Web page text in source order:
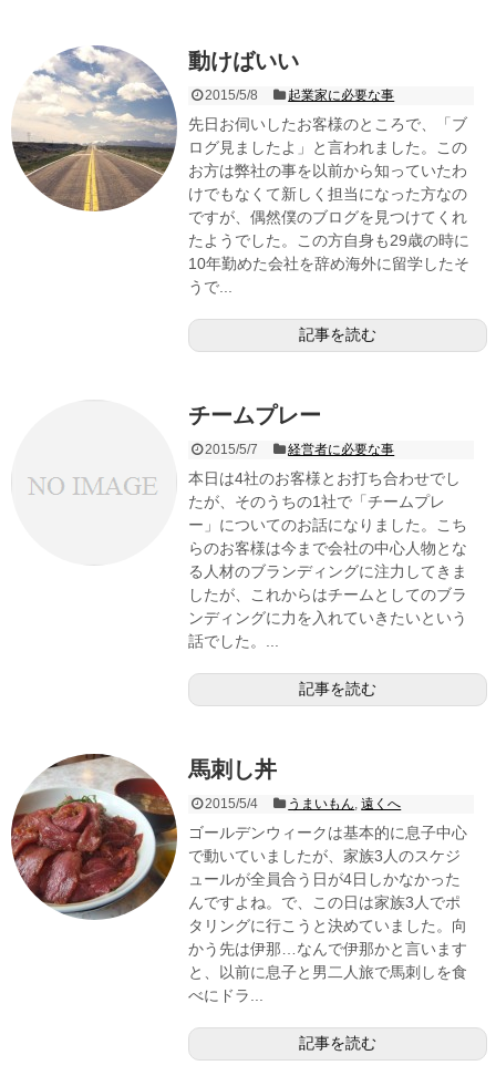
動けばいい
2015/5/8 起業家に必要な事
先日お伺いしたお客様のところで、「ブ
ログ見ましたよ」と言われました。この
お方は弊社の事を以前から知っていたわ
けでもなくて新しく担当になった方なの
ですが、偶然僕のブログを見つけてくれ
たようでした。この方自身も29歳の時に
10年勤めた会社を辞め海外に留学したそ
うで...
記事を読む
チームプレー
2015/5/7 経営者に必要な事
本日は4社のお客様とお打ち合わせでし
たが、そのうちの1社で「チームプレ
ー」についてのお話になりました。こち
らのお客様は今まで会社の中心人物とな
る人材のブランディングに注力してきま
したが、これからはチームとしてのブラ
ンディングに力を入れていきたいという
話でした。...
記事を読む
馬刺し丼
2015/5/4 うまいもん,遠くへ
ゴールデンウィークは基本的に息子中心
で動いていましたが、家族3人のスケジ
ュールが全員合う日が4日しかなかった
んですよね。で、この日は家族3人でポ
タリングに行こうと決めていました。向
かう先は伊那…なんで伊那かと言います
と、以前に息子と男二人旅で馬刺しを食
べにドラ...
記事を読む